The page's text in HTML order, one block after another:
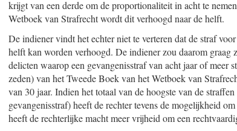
krijgt van een derde om de proportionaliteit in acht te
Wetboek van Strafrecht wordt dit verhoogd naar de helft.
De indiener vindt het echter niet te verteren dat de straf
helft kan worden verhoogd. De indiener zou daarom graag
delicten waarop een gevangenisstraf van acht jaar of
zeden) van het Tweede Boek van het Wetboek van
van 30 jaar. Indien het totaal van de hoogste van de
gevangenisstraf) heeft de rechter tevens de mogelijkheid
heeft de rechterlijke macht meer vrijheid om een